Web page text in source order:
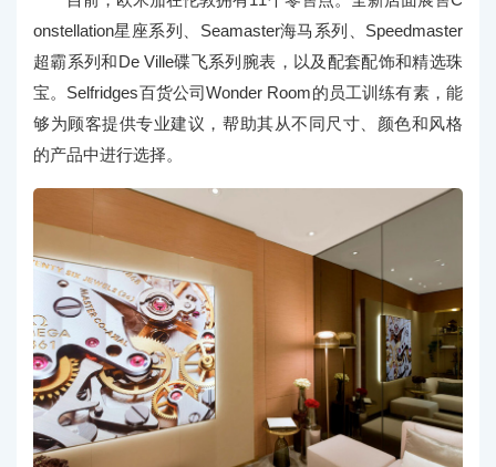
onstellation星座系列、Seamaster海马系列、Speedmaster
超霸系列和De Ville碟飞系列腕表，以及配套配饰和精选珠
宝。Selfridges百货公司Wonder Room的员工训练有素，能
够为顾客提供专业建议，帮助其从不同尺寸、颜色和风格
的产品中进行选择。